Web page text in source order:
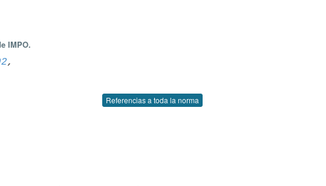
IMPO.
,
Referencias a toda la norma